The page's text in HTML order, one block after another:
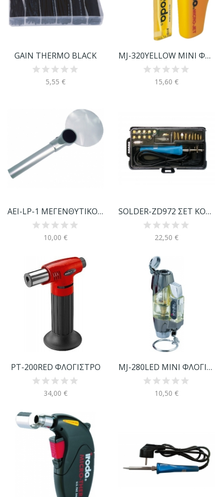
GAIN THERMO BLACK
5,55 €
MJ-320YELLOW ΜΙΝΙ ΦΛΟΓΙΣΤΡΟ
15,60 €
AEI-LP-1 ΜΕΓΕΝΘΥΤΙΚΟΣ ΦΑΚΟΣ
10,00 €
SOLDER-ZD972 ΣΕΤ ΚΟΛΛΗΤΗΡΙ ΠΥΡΟΓΡΑΦΙΑΣ
22,50 €
PT-200RED ΦΛΟΓΙΣΤΡΟ
34,00 €
MJ-280LED ΜΙΝΙ ΦΛΟΓΙΣΤΡΟ
10,50 €